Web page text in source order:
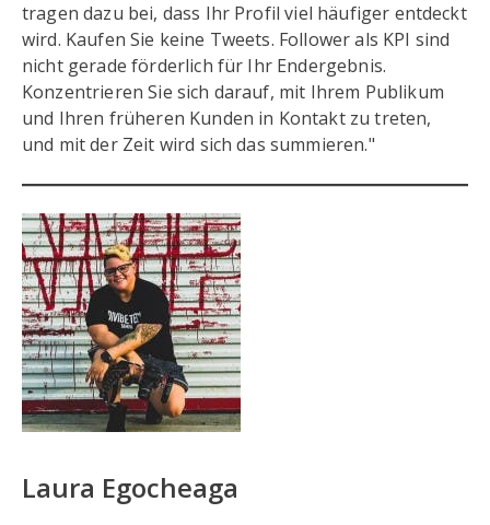
tragen dazu bei, dass Ihr Profil viel häufiger entdeckt
wird. Kaufen Sie keine Tweets. Follower als KPI sind
nicht gerade förderlich für Ihr Endergebnis.
Konzentrieren Sie sich darauf, mit Ihrem Publikum
und Ihren früheren Kunden in Kontakt zu treten,
und mit der Zeit wird sich das summieren."
Laura Egocheaga